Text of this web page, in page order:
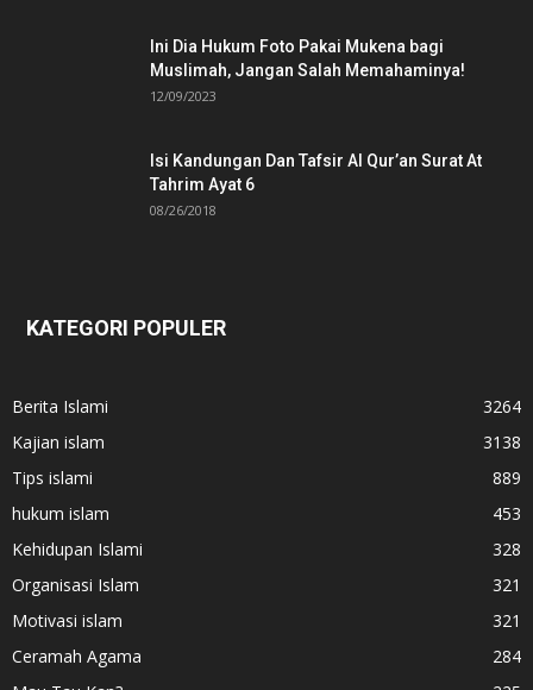
Ini Dia Hukum Foto Pakai Mukena bagi
Muslimah, Jangan Salah Memahaminya!
12/09/2023
Isi Kandungan Dan Tafsir Al Qur’an Surat At
Tahrim Ayat 6
08/26/2018
KATEGORI POPULER
Berita Islami
3264
Kajian islam
3138
Tips islami
889
hukum islam
453
Kehidupan Islami
328
Organisasi Islam
321
Motivasi islam
321
Ceramah Agama
284